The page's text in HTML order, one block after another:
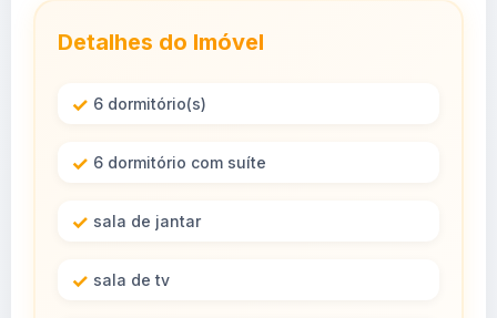
Detalhes do Imóvel
6 dormitório(s)
6 dormitório com suíte
sala de jantar
sala de tv